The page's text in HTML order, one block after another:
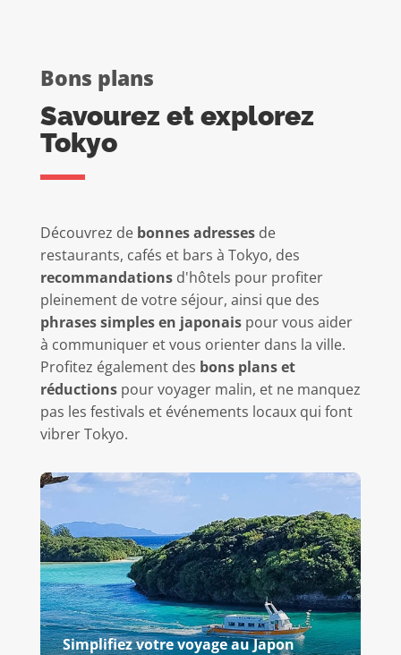
Bons plans
Savourez et explorez
Tokyo
Découvrez de bonnes adressesde
restaurants, cafés et bars à Tokyo, des
recommandationsd'hôtels pour profiter
pleinement de votre séjour, ainsi que des
phrases simples en japonaispour vous aider
à communiquer et vous orienter dans la ville.
Profitez également des bons plans et
réductionspour voyager malin, et ne manquez
pas les festivals et événements locaux qui font
vibrer Tokyo.
Simplifiez votre voyage au Japon